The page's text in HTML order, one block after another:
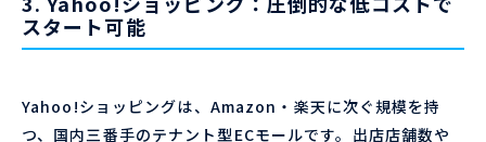
スタート可能
Yahoo!ショッピングは、Amazon・楽天に次ぐ規模を持
つ、国内三番手のテナント型ECモールです。出店店舗数や